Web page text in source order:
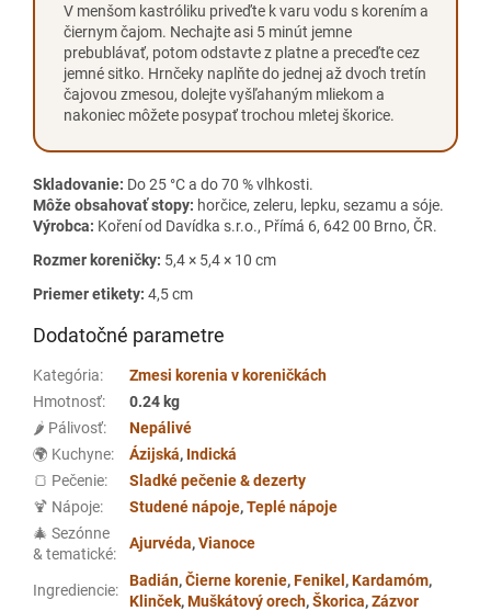
V menšom kastróliku priveďte k varu vodu s korením a
čiernym čajom. Nechajte asi 5 minút jemne
prebublávať, potom odstavte z platne a preceďte cez
jemné sitko. Hrnčeky naplňte do jednej až dvoch tretín
čajovou zmesou, dolejte vyšľahaným mliekom a
nakoniec môžete posypať trochou mletej škorice.
Skladovanie: Do 25 °C a do 70 % vlhkosti.
Môže obsahovať stopy: horčice, zeleru, lepku, sezamu a sóje.
Výrobca: Koření od Davídka s.r.o., Přímá 6, 642 00 Brno, ČR.
Rozmer koreničky: 5,4 × 5,4 × 10 cm
Priemer etikety: 4,5 cm
Dodatočné parametre
Kategória:
Zmesi korenia v koreničkách
Hmotnosť:
0.24 kg
🌶️ Pálivosť:
Nepálivé
🌍 Kuchyne: Ázijská, Indická
🍞 Pečenie:
Sladké pečenie & dezerty
🍹 Nápoje: Studené nápoje,Teplé nápoje
🎄 Sezónne
& tematické:
Ajurvéda,Vianoce
Ingrediencie:
Badián,Čierne korenie,Fenikel ,Kardamóm,
Klinček,Muškátový orech,Škorica,Zázvor